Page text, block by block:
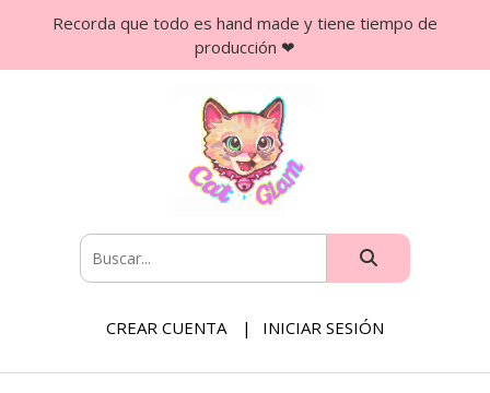
Recorda que todo es hand made y tiene tiempo de
producción ❤
CREAR CUENTA INICIAR SESIÓN